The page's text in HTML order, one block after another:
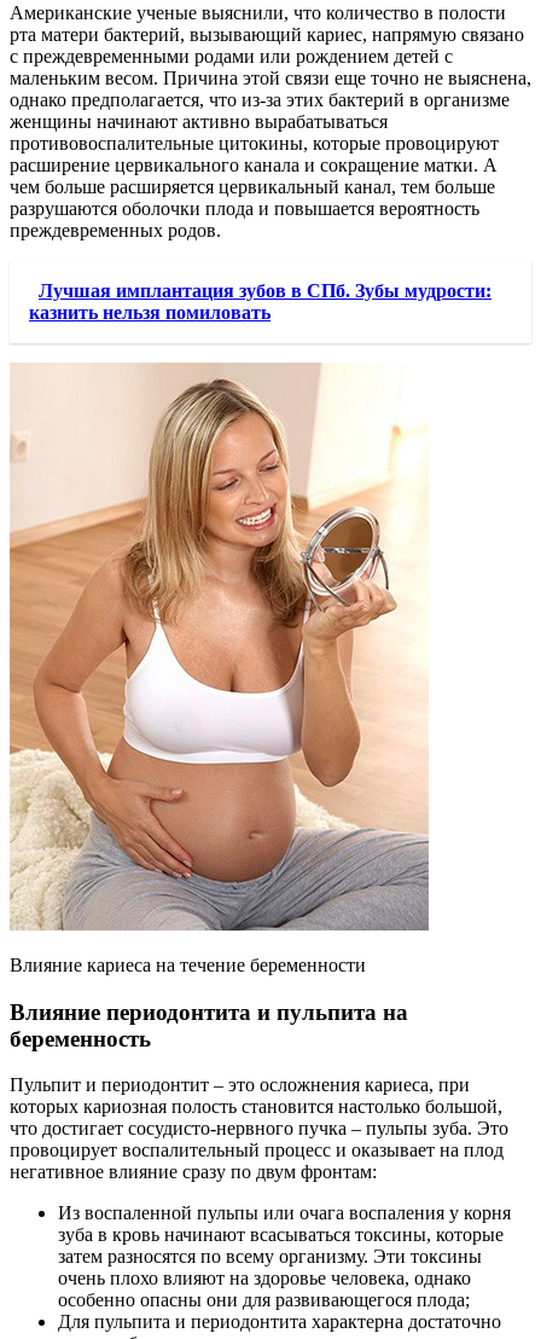
Американские ученые выяснили, что количество в полости
рта матери бактерий, вызывающий кариес, напрямую связано
с преждевременными родами или рождением детей с
маленьким весом. Причина этой связи еще точно не выяснена,
однако предполагается, что из-за этих бактерий в организме
женщины начинают активно вырабатываться
противовоспалительные цитокины, которые провоцируют
расширение цервикального канала и сокращение матки. А
чем больше расширяется цервикальный канал, тем больше
разрушаются оболочки плода и повышается вероятность
преждевременных родов.
Лучшая имплантация зубов в СПб. Зубы мудрости:
казнить нельзя помиловать
Влияние кариеса на течение беременности
Влияние периодонтита и пульпита на
беременность
Пульпит и периодонтит – это осложнения кариеса, при
которых кариозная полость становится настолько большой,
что достигает сосудисто-нервного пучка – пульпы зуба. Это
провоцирует воспалительный процесс и оказывает на плод
негативное влияние сразу по двум фронтам:
Из воспаленной пульпы или очага воспаления у корня
зуба в кровь начинают всасываться токсины, которые
затем разносятся по всему организму. Эти токсины
очень плохо влияют на здоровье человека, однако
особенно опасны они для развивающегося плода;
Для пульпита и периодонтита характерна достаточно